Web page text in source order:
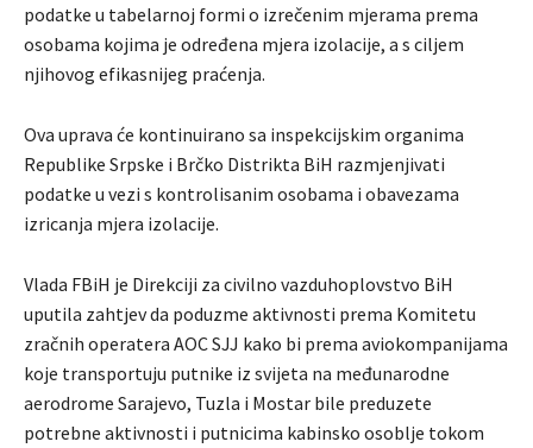
podatke u tabelarnoj formi o izrečenim mjerama prema
osobama kojima je određena mjera izolacije, a s ciljem
njihovog efikasnijeg praćenja.
Ova uprava će kontinuirano sa inspekcijskim organima
Republike Srpske i Brčko Distrikta BiH razmjenjivati
podatke u vezi s kontrolisanim osobama i obavezama
izricanja mjera izolacije.
Vlada FBiH je Direkciji za civilno vazduhoplovstvo BiH
uputila zahtjev da poduzme aktivnosti prema Komitetu
zračnih operatera AOC SJJ kako bi prema aviokompanijama
koje transportuju putnike iz svijeta na međunarodne
aerodrome Sarajevo, Tuzla i Mostar bile preduzete
potrebne aktivnosti i putnicima kabinsko osoblje tokom